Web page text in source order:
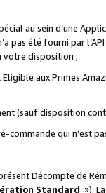
au sein d’une
pas été fourni par
votre disposition ;
aux Primes
(sauf disposition
commande qui n’est
Décompte de
Standard »).